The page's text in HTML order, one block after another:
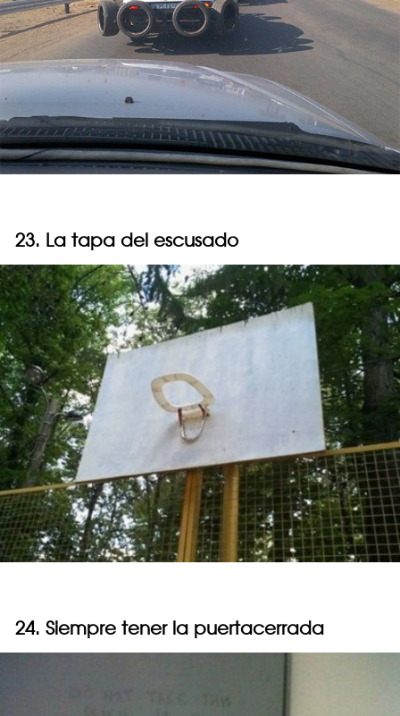
23. La tapa del escusado
24. Siempre tener la puertacerrada